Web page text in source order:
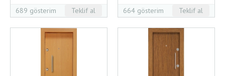
689 gösterim Teklif al 664 gösterim Teklif al